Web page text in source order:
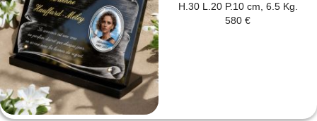
H.30 L.20 P.10 cm, 6.5 Kg.
580 €